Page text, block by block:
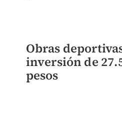
Obras
inversión de
pesos